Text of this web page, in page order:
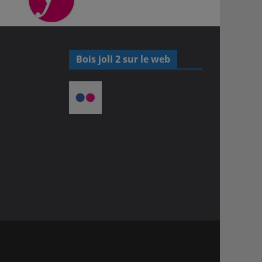
Bois joli 2 sur le web